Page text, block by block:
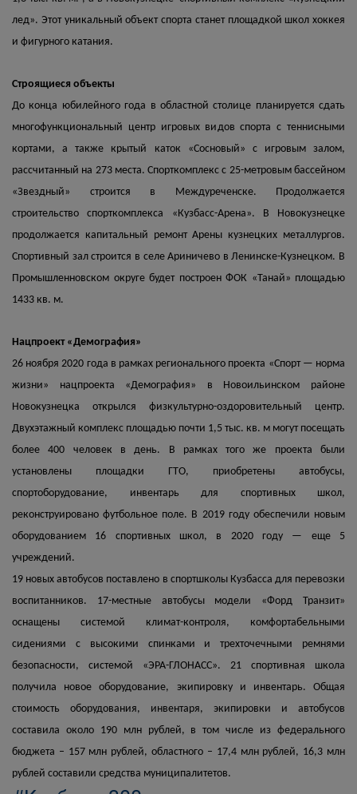
лед». Этот уникальный объект спорта станет площадкой школ хоккея
и фигурного катания.
Строящиеся объекты
До конца юбилейного года в областной столице планируется сдать
многофункциональный центр игровых видов спорта с теннисными
кортами, а также крытый каток «Сосновый» с игровым залом,
рассчитанный на 273 места. Спорткомплекс с 25-метровым бассейном
«Звездный» строится в Междуреченске. Продолжается
строительство спорткомплекса «Кузбасс-Арена». В Новокузнецке
продолжается капитальный ремонт Арены кузнецких металлургов.
Спортивный зал строится в селе Ариничево в Ленинске-Кузнецком. В
Промышленновском округе будет построен ФОК «Танай» площадью
1433 кв. м.
Нацпроект «Демография»
26 ноября 2020 года в рамках регионального проекта «Спорт — норма
жизни» нацпроекта «Демография» в Новоильинском районе
Новокузнецка открылся физкультурно-оздоровительный центр.
Двухэтажный комплекс площадью почти 1,5 тыс. кв. м могут посещать
более 400 человек в день. В рамках того же проекта были
установлены площадки ГТО, приобретены автобусы,
спортоборудование, инвентарь для спортивных школ,
реконструировано футбольное поле. В 2019 году обеспечили новым
оборудованием 16 спортивных школ, в 2020 году — еще 5
учреждений.
19 новых автобусов поставлено в спортшколы Кузбасса для перевозки
воспитанников. 17-местные автобусы модели «Форд Транзит»
оснащены системой климат-контроля, комфортабельными
сидениями с высокими спинками и трехточечными ремнями
безопасности, системой «ЭРА-ГЛОНАСС». 21 спортивная школа
получила новое оборудование, экипировку и инвентарь. Общая
стоимость оборудования, инвентаря, экипировки и автобусов
составила около 190 млн рублей, в том числе из федерального
бюджета – 157 млн рублей, областного – 17,4 млн рублей, 16,3 млн
рублей составили средства муниципалитетов.